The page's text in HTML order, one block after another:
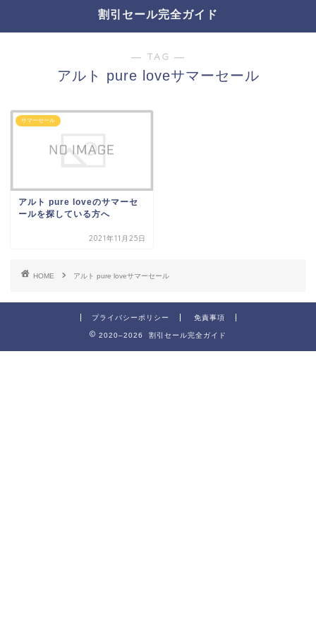
割引セール完全ガイド
― TAG ―
アルト pure loveサマーセール
サマーセール
アルト pure loveのサマーセ
ールを探している方へ
2021年11月25日
HOME アルト pure loveサマーセール
プライバシーポリシー 免責事項
2020–2026 割引セール完全ガイド